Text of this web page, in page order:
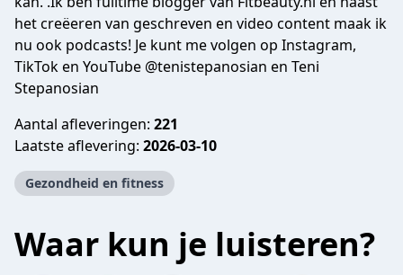
het creëeren van geschreven en video content maak ik
nu ook podcasts! Je kunt me volgen op Instagram,
TikTok en YouTube @tenistepanosian en Teni
Stepanosian
Aantal afleveringen: 221
Laatste aflevering: 2026-03-10
Gezondheid en fitness
Waar kun je luisteren?